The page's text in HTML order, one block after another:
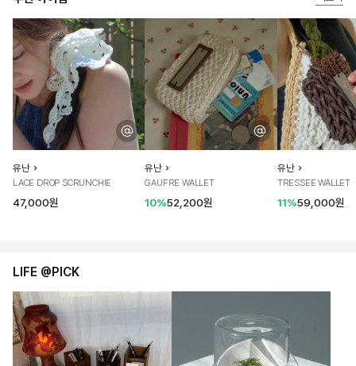
유난
LACE DROP SCRUNCHIE
47,000원
유난
GAUFRE WALLET
10%52,200원
유난
TRESSEE WALLET
11%59,000원
LIFE @PICK